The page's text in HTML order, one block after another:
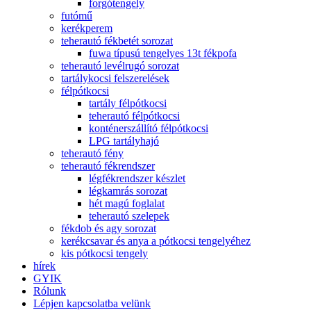
forgótengely
futómű
kerékperem
teherautó fékbetét sorozat
fuwa típusú tengelyes 13t fékpofa
teherautó levélrugó sorozat
tartálykocsi felszerelések
félpótkocsi
tartály félpótkocsi
teherautó félpótkocsi
konténerszállító félpótkocsi
LPG tartályhajó
teherautó fény
teherautó fékrendszer
légfékrendszer készlet
légkamrás sorozat
hét magú foglalat
teherautó szelepek
fékdob és agy sorozat
kerékcsavar és anya a pótkocsi tengelyéhez
kis pótkocsi tengely
hírek
GYIK
Rólunk
Lépjen kapcsolatba velünk